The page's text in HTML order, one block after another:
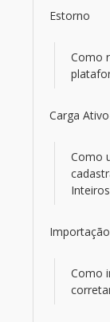
Estorno
Como
Carga
Como
Importação
Como